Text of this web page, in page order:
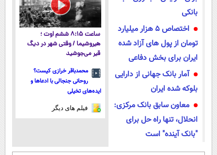
بانکی
اختصاص 5 هزار میلیارد
تومان از پول های آزاد شده
ایران برای بخش دفاعی
آمار بانک جهانی از دارایی
بلوکه شده ایران
معاون سابق بانک مرکزی:
انحلال، تنها راه حل برای
"بانک آینده" است
ساعت ۸:۱۵ ششم اوت ؛
هیروشیما / وقتی شهر در دیگ
قیر می‌جوشید
محمدباقر خرازی کیست؟
روحانی جنجالی با ادعاها و
ایده‌های تخیلی
فیلم های دیگر